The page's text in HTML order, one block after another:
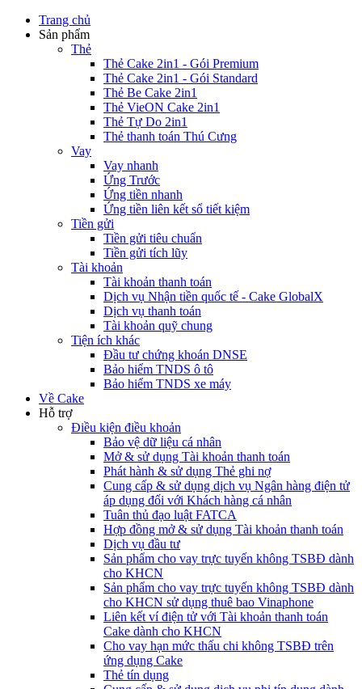
Trang chủ
Sản phẩm
Thẻ
Thẻ Cake 2in1 - Gói Premium
Thẻ Cake 2in1 - Gói Standard
Thẻ Be Cake 2in1
Thẻ VieON Cake 2in1
Thẻ Tự Do 2in1
Thẻ thanh toán Thú Cưng
Vay
Vay nhanh
Ứng Trước
Ứng tiền nhanh
Ứng tiền liên kết sổ tiết kiệm
Tiền gửi
Tiền gửi tiêu chuẩn
Tiền gửi tích lũy
Tài khoản
Tài khoản thanh toán
Dịch vụ Nhận tiền quốc tế - Cake GlobalX
Dịch vụ thanh toán
Tài khoản quỹ chung
Tiện ích khác
Đầu tư chứng khoán DNSE
Bảo hiểm TNDS ô tô
Bảo hiểm TNDS xe máy
Về Cake
Hỗ trợ
Điều kiện điều khoản
Bảo vệ dữ liệu cá nhân
Mở & sử dụng Tài khoản thanh toán
Phát hành & sử dụng Thẻ ghi nợ
Cung cấp & sử dụng dịch vụ Ngân hàng điện tử
áp dụng đối với Khách hàng cá nhân
Tuân thủ đạo luật FATCA
Hợp đồng mở & sử dụng Tài khoản thanh toán
Dịch vụ đầu tư
Sản phẩm cho vay trực tuyến không TSBĐ dành
cho KHCN
Sản phẩm cho vay trực tuyến không TSBĐ dành
cho KHCN sử dụng thuê bao Vinaphone
Liên kết ví điện tử với Tài khoản thanh toán
Cake dành cho KHCN
Cho vay hạn mức thấu chi không TSBĐ trên
ứng dụng Cake
Thẻ tín dụng